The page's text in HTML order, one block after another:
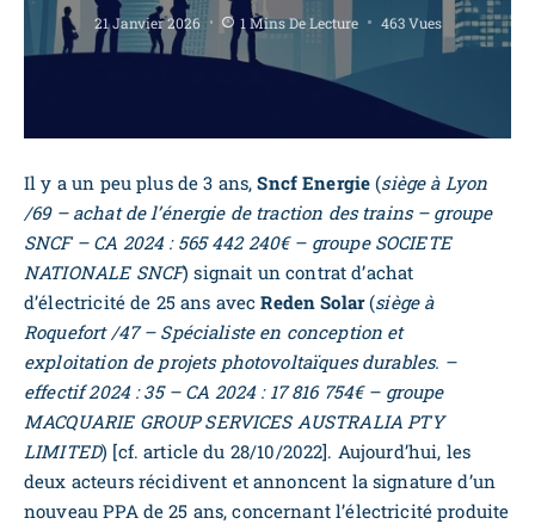
21 Janvier 2026 1 Mins De Lecture 463 Vues
Il y a un peu plus de 3 ans,Sncf Energie (siège à Lyon
/69 – achat de l’énergie de traction des trains – groupe
SNCF – CA 2024 : 565 442 240€ – groupe SOCIETE
NATIONALE SNCF) signait un contrat d’achat
d’électricité de 25 ans avecReden Solar(siège à
Roquefort /47 – Spécialiste en conception et
exploitation de projets photovoltaïques durables. –
effectif 2024 : 35 – CA 2024 : 17 816 754€ – groupe
MACQUARIE GROUP SERVICES AUSTRALIA PTY
LIMITED) [cf. article du 28/10/2022]. Aujourd’hui, les
deux acteurs récidivent et annoncent la signature d’un
nouveau PPA de 25 ans, concernant l’électricité produite